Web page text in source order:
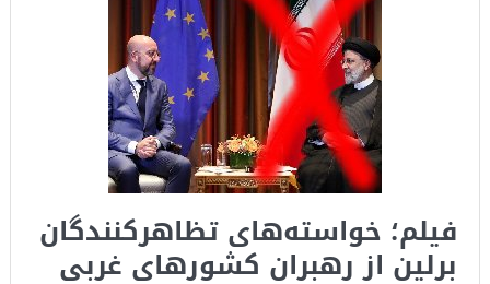
فیلم؛ خواسته‌های تظاهرکنندگان
برلین از رهبران کشورهای غربی